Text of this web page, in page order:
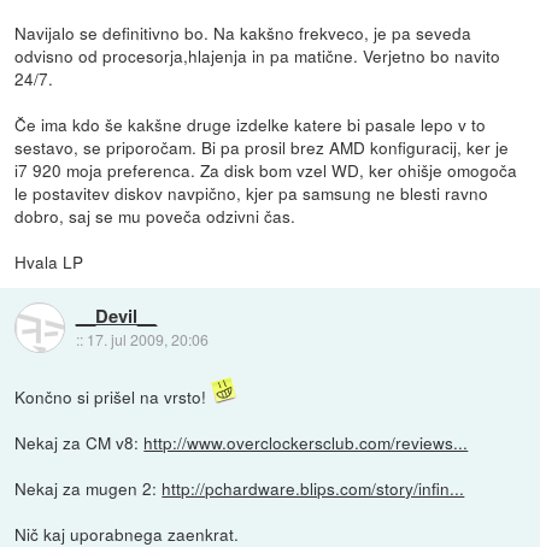
Navijalo se definitivno bo. Na kakšno frekveco, je pa seveda
odvisno od procesorja,hlajenja in pa matične. Verjetno bo navito
24/7.
Če ima kdo še kakšne druge izdelke katere bi pasale lepo v to
sestavo, se priporočam. Bi pa prosil brez AMD konfiguracij, ker je
i7 920 moja preferenca. Za disk bom vzel WD, ker ohišje omogoča
le postavitev diskov navpično, kjer pa samsung ne blesti ravno
dobro, saj se mu poveča odzivni čas.
Hvala LP
__Devil__
:: 17. jul 2009, 20:06
Končno si prišel na vrsto!
Nekaj za CM v8: http://www.overclockersclub.com/reviews...
Nekaj za mugen 2: http://pchardware.blips.com/story/infin...
Nič kaj uporabnega zaenkrat.